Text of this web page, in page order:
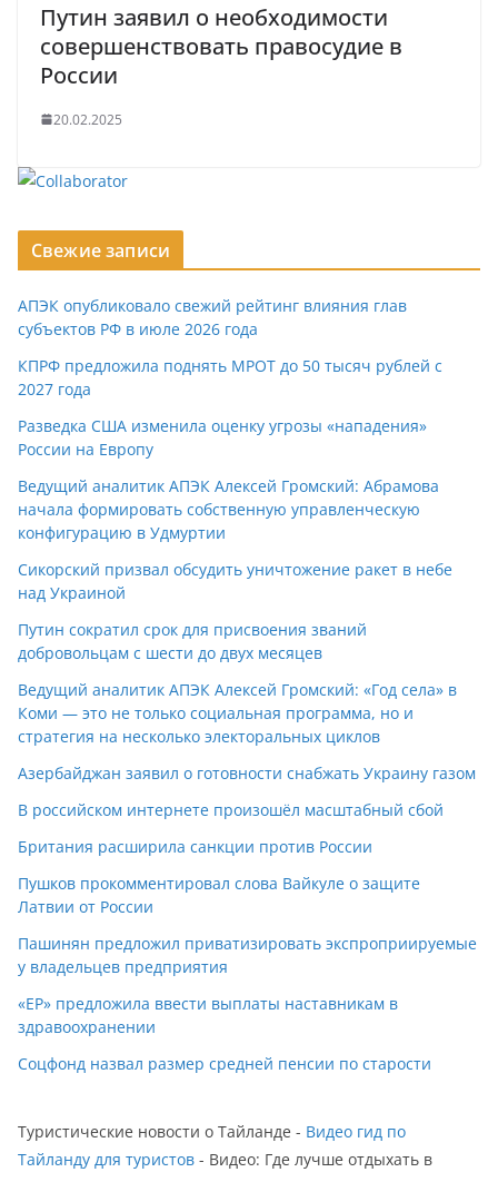
Путин заявил о необходимости
совершенствовать правосудие в
России
20.02.2025
Свежие записи
АПЭК опубликовало свежий рейтинг влияния глав
субъектов РФ в июле 2026 года
КПРФ предложила поднять МРОТ до 50 тысяч рублей с
2027 года
Разведка США изменила оценку угрозы «нападения»
России на Европу
Ведущий аналитик АПЭК Алексей Громский: Абрамова
начала формировать собственную управленческую
конфигурацию в Удмуртии
Сикорский призвал обсудить уничтожение ракет в небе
над Украиной
Путин сократил срок для присвоения званий
добровольцам с шести до двух месяцев
Ведущий аналитик АПЭК Алексей Громский: «Год села» в
Коми — это не только социальная программа, но и
стратегия на несколько электоральных циклов
Азербайджан заявил о готовности снабжать Украину газом
В российском интернете произошёл масштабный сбой
Британия расширила санкции против России
Пушков прокомментировал слова Вайкуле о защите
Латвии от России
Пашинян предложил приватизировать экспроприируемые
у владельцев предприятия
«ЕР» предложила ввести выплаты наставникам в
здравоохранении
Соцфонд назвал размер средней пенсии по старости
Туристические новости о Тайланде - Видео гид по
Тайланду для туристов - Видео: Где лучше отдыхать в